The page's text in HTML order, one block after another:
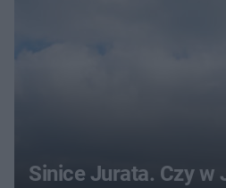
Sinice Jurata. Czy w